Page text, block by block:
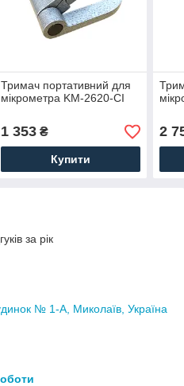
Тримач портативний для
мікрометра KM-2620-CI
1 353₴
Купити
2
за рік
№ 1-А, Миколаїв, Україна